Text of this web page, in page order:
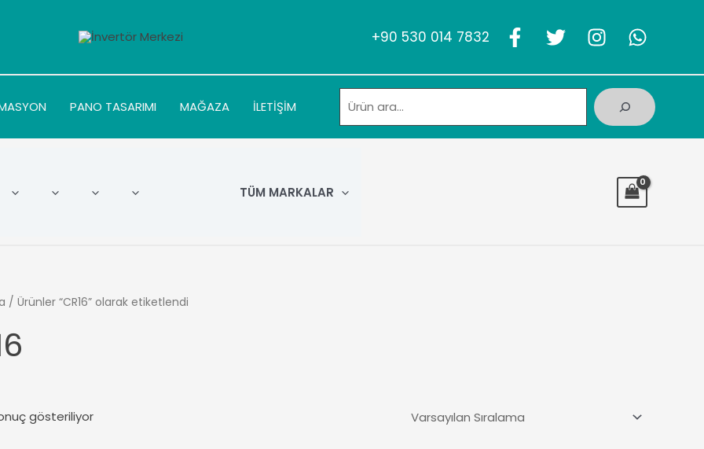
+90 530 014 7832
PANO TASARIMI MAĞAZA İLETİŞİM
TÜM MARKALAR
/ Ürünler “CR16” olarak etiketlendi
gösteriliyor